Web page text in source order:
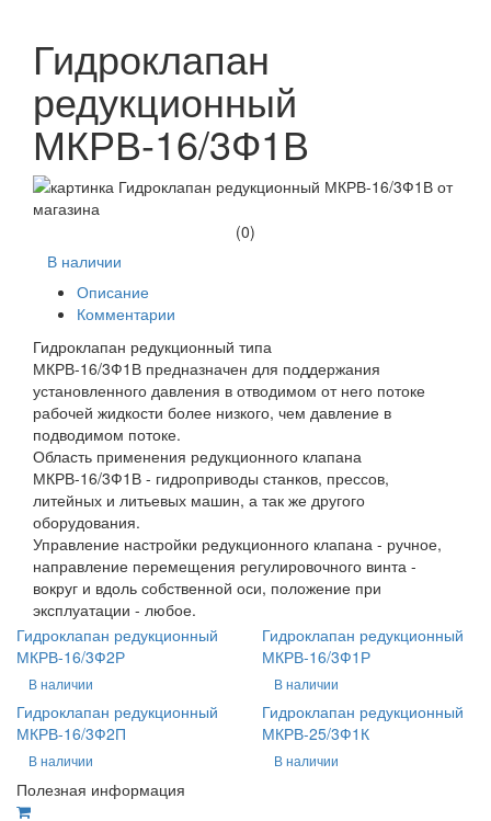
Гидроклапан
редукционный
МКРВ-16/3Ф1В
(0)
В наличии
Описание
Комментарии
Гидроклапан редукционный типа
МКРВ-16/3Ф1В предназначен для поддержания
установленного давления в отводимом от него потоке
рабочей жидкости более низкого, чем давление в
подводимом потоке.
Область применения редукционного клапана
МКРВ-16/3Ф1В - гидроприводы станков, прессов,
литейных и литьевых машин, а так же другого
оборудования.
Управление настройки редукционного клапана - ручное,
направление перемещения регулировочного винта -
вокруг и вдоль собственной оси, положение при
эксплуатации - любое.
Гидроклапан редукционный
МКРВ-16/3Ф2Р
В наличии
Гидроклапан редукционный
МКРВ-16/3Ф1Р
В наличии
Гидроклапан редукционный
МКРВ-16/3Ф2П
В наличии
Гидроклапан редукционный
МКРВ-25/3Ф1К
В наличии
Полезная информация